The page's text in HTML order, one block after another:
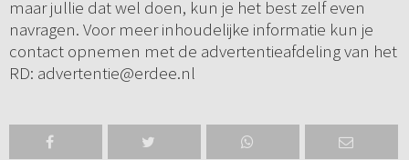
maar jullie dat wel doen, kun je het best zelf even
navragen. Voor meer inhoudelijke informatie kun je
contact opnemen met de advertentieafdeling van het
RD: advertentie@erdee.nl